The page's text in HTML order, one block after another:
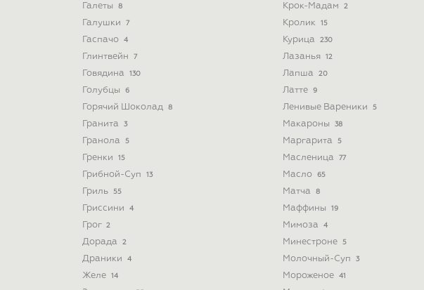
Галеты 8
Галушки 7
Гаспачо 4
Глинтвейн 7
Говядина 130
Голубцы 6
Горячий Шоколад 8
Гранита 3
Гранола 5
Гренки 15
Грибной-Суп 13
Гриль 55
Гриссини 4
Грог 2
Дорада 2
Драники 4
Желе 14
Крок-Мадам 2
Кролик 15
Курица 230
Лазанья 12
Лапша 20
Латте 9
Ленивые Вареники 5
Макароны 38
Маргарита 5
Масленица 77
Масло 65
Матча 8
Маффины 19
Мимоза 4
Минестроне 5
Молочный-Суп 3
Мороженое 41